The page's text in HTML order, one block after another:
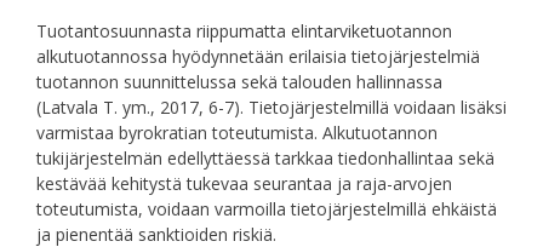
Tuotantosuunnasta riippumatta elintarviketuotannon
alkutuotannossa hyödynnetään erilaisia tietojärjestelmiä
tuotannon suunnittelussa sekä talouden hallinnassa
(Latvala T. ym., 2017, 6-7). Tietojärjestelmillä voidaan lisäksi
varmistaa byrokratian toteutumista. Alkutuotannon
tukijärjestelmän edellyttäessä tarkkaa tiedonhallintaa sekä
kestävää kehitystä tukevaa seurantaa ja raja-arvojen
toteutumista, voidaan varmoilla tietojärjestelmillä ehkäistä
ja pienentää sanktioiden riskiä.